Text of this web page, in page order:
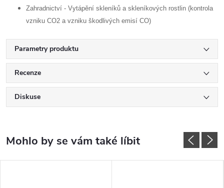
Zahradnictví - Vytápění skleníků a skleníkových rostlin (kontrola
vzniku CO2 a vzniku škodlivých emisí CO)
Parametry produktu
Recenze
Diskuse